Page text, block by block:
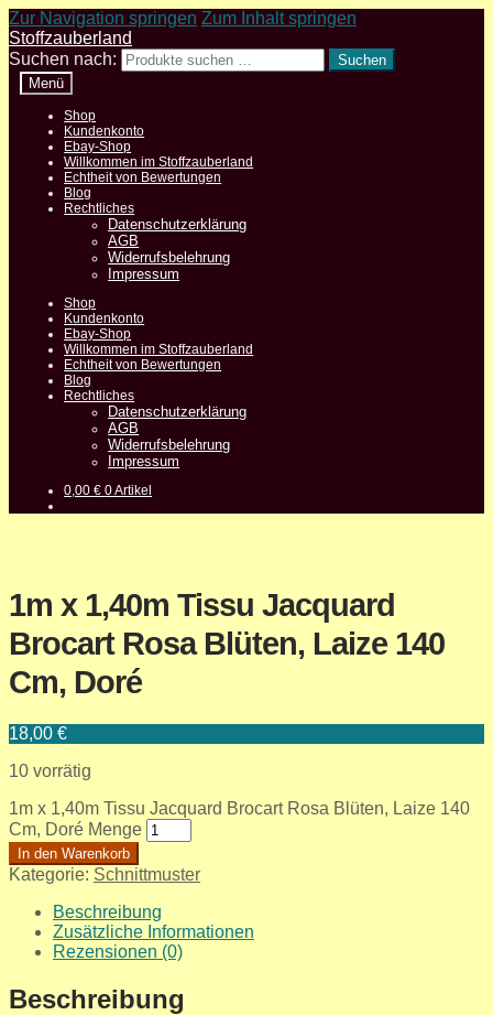
Zur Navigation springen Zum Inhalt springen
Stoffzauberland
Suchen nach:
Suchen
Menü
Shop
Kundenkonto
Ebay-Shop
Willkommen im Stoffzauberland
Echtheit von Bewertungen
Blog
Rechtliches
Datenschutzerklärung
AGB
Widerrufsbelehrung
Impressum
Shop
Kundenkonto
Ebay-Shop
Willkommen im Stoffzauberland
Echtheit von Bewertungen
Blog
Rechtliches
Datenschutzerklärung
AGB
Widerrufsbelehrung
Impressum
0,00€ 0 Artikel
1m x 1,40m Tissu Jacquard
Brocart Rosa Blüten, Laize 140
Cm, Doré
18,00 €
10 vorrätig
1m x 1,40m Tissu Jacquard Brocart Rosa Blüten, Laize 140
Cm, Doré Menge
In den Warenkorb
Kategorie: Schnittmuster
Beschreibung
Zusätzliche Informationen
Rezensionen (0)
Beschreibung